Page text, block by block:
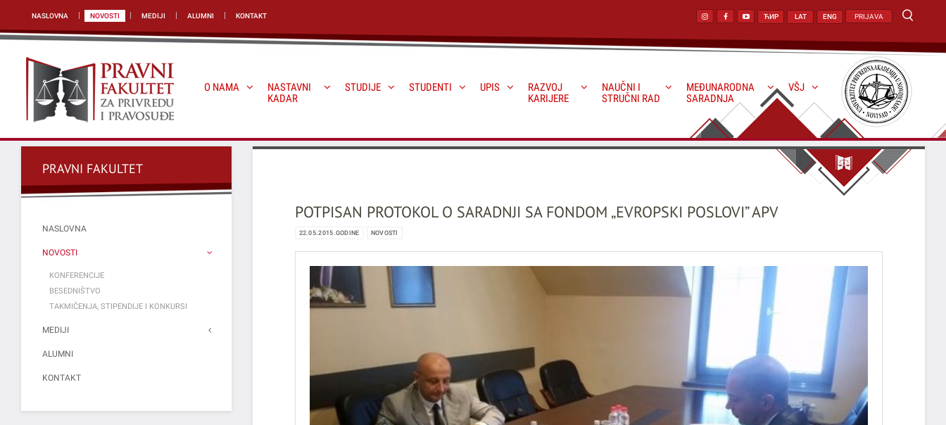
NASLOVNA NOVOSTI MEDIJI ALUMNI KONTAKT PRIJAVA
ЋИР LAT ENG
O NAMA
NASTAVNI
KADAR
STUDIJE STUDENTI UPIS
RAZVOJ
KARIJERE
NAUČNI I
STRUČNI RAD
MEĐUNARODNA
SARADNJA
VŠJ
POTPISAN PROTOKOL O SARADNJI SA FONDOM „EVROPSKI POSLOVI” APV
22.05.2015.GODINE NOVOSTI
PRAVNI FAKULTET
NASLOVNA
NOVOSTI
KONFERENCIJE
BESEDNIŠTVO
TAKMIČENJA, STIPENDIJE I KONKURSI
MEDIJI
ALUMNI
KONTAKT